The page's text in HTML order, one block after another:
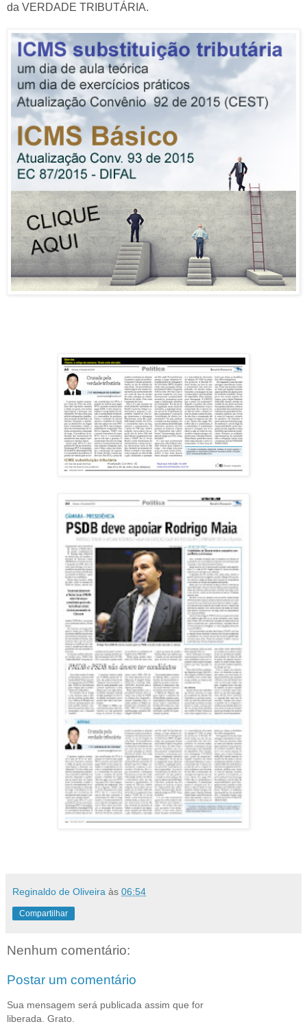
da VERDADE TRIBUTÁRIA.
Reginaldo de Oliveira às 06:54
Compartilhar
Nenhum comentário:
Postar um comentário
Sua mensagem será publicada assim que for
liberada. Grato.